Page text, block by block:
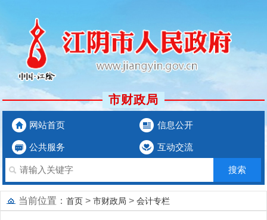
市财政局
网站首页 信息公开
公共服务 互动交流
当前位置： 首页 > 市财政局 > 会计专栏